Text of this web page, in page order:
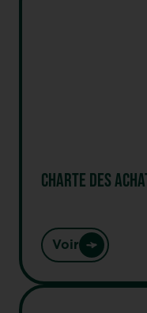
CHARTE DES
Voir